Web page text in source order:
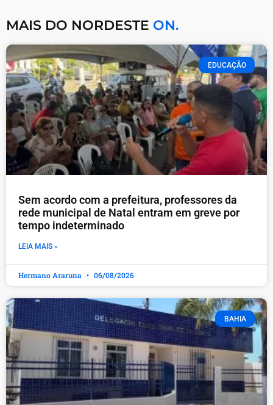
MAIS DO NORDESTE ON.
EDUCAÇÃO
​Sem acordo com a prefeitura, professores da
rede municipal de Natal entram em greve por
tempo indeterminado
LEIA MAIS »
Hermano Araruna 06/08/2026
BAHIA